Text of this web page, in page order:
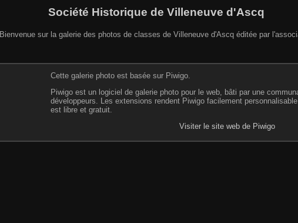
Société Historique de Villeneuve d'Ascq
Bienvenue sur la galerie des photos de classes de Villeneuve d'Ascq éditée par
Cette galerie photo est basée sur Piwigo.
Piwigo est un logiciel de galerie photo pour le web, bâti par une
développeurs. Les extensions rendent Piwigo facilement
est libre et gratuit.
Visiter le site web de Piwigo